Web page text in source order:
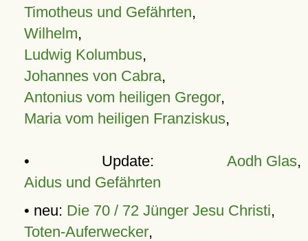
Timotheus und Gefährten,
Wilhelm,
Ludwig Kolumbus,
Johannes von Cabra,
Antonius vom heiligen Gregor,
Maria vom heiligen Franziskus,
• Update: Aodh Glas,
Aidus und Gefährten
• neu: Die 70 / 72 Jünger Jesu Christi,
Toten-Auferwecker,